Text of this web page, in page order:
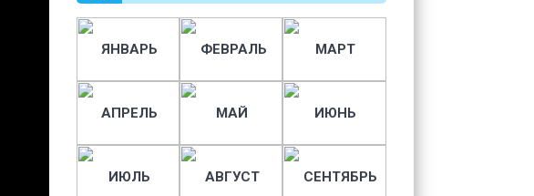
ЯНВАРЬ ФЕВРАЛЬ МАРТ
АПРЕЛЬ МАЙ ИЮНЬ
ИЮЛЬ АВГУСТ СЕНТЯБРЬ